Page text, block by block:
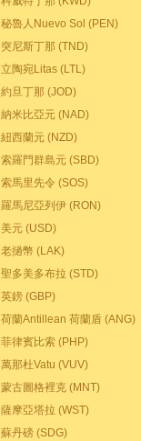
秘魯人Nuevo Sol (PEN)
突尼斯丁那 (TND)
立陶宛Litas (LTL)
約旦丁那 (JOD)
納米比亞元 (NAD)
紐西蘭元 (NZD)
索羅門群島元 (SBD)
索馬里先令 (SOS)
羅馬尼亞列伊 (RON)
美元 (USD)
老撾幣 (LAK)
聖多美多布拉 (STD)
英鎊 (GBP)
荷蘭Antillean 荷蘭盾 (ANG)
菲律賓比索 (PHP)
萬那杜Vatu (VUV)
蒙古圖格裡克 (MNT)
薩摩亞塔拉 (WST)
蘇丹磅 (SDG)